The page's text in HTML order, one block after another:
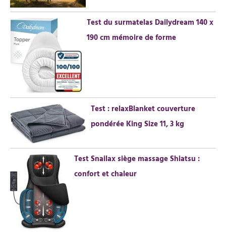
Test du surmatelas Dailydream 140 x
190 cm mémoire de forme
Test : relaxBlanket couverture
pondérée King Size 11, 3 kg
Test Snailax siège massage Shiatsu :
confort et chaleur